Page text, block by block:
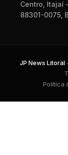
Centro, Itajaí
88301-0075,
JP News Litoral
Política